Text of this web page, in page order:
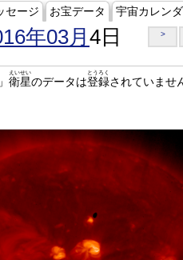
セージ お宝データ 宇宙カレン
年03月 4日 >
衛星
えいせい
のデータは登録
とうろく
されていませ